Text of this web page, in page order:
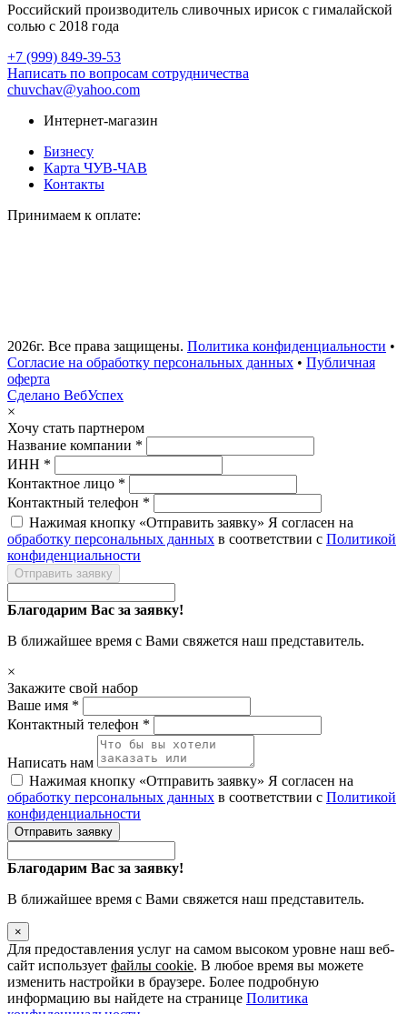
Российский производитель сливочных ирисок с гималайской
солью с 2018 года
+7 (999) 849-39-53
Написать по вопросам сотрудничества
chuvchav@yahoo.com
Интернет-магазин
Бизнесу
Карта ЧУВ-ЧАВ
Контакты
Принимаем к оплате:
2026г. Все права защищены. Политика конфиденциальности •
Согласие на обработку персональных данных • Публичная
оферта
Сделано ВебУспех
×
Хочу стать партнером
Название компании *
ИНН *
Контактное лицо *
Контактный телефон *
Нажимая кнопку «Отправить заявку» Я согласен на
обработку персональных данных в соответствии с Политикой
конфиденциальности
Отправить заявку
Благодарим Вас за заявку!
В ближайшее время с Вами свяжется наш представитель.
×
Закажите свой набор
Ваше имя *
Контактный телефон *
Написать нам
Нажимая кнопку «Отправить заявку» Я согласен на
обработку персональных данных в соответствии с Политикой
конфиденциальности
Отправить заявку
Благодарим Вас за заявку!
В ближайшее время с Вами свяжется наш представитель.
×
Для предоставления услуг на самом высоком уровне наш веб-
сайт использует файлы cookie. В любое время вы можете
изменить настройки в браузере. Более подробную
информацию вы найдете на странице Политика